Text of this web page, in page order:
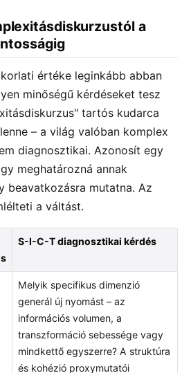
a
értéke leginkább abban
minőségű kérdéseket tesz
tartós kudarca
– a világ valóban komplex
diagnosztikai. Azonosít egy
meghatározná annak
beavatkozásra mutatna. Az
a váltást.
S-I-C-T diagnosztikai kérdés
Melyik specifikus dimenzió
generál új nyomást – az
információs volumen, a
transzformáció sebessége vagy
mindkettő egyszerre? A struktúra
és kohézió proxymutatói